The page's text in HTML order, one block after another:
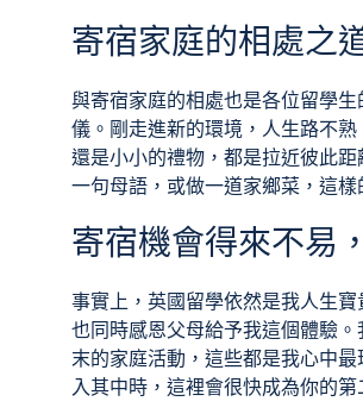
寄宿家庭的相處之
與寄宿家庭的相處也是各位留學
儀。剛走進新的環境，人生路不
還是小小的禮物，都是拉近彼此
一句母語，或做一道家鄉菜，這
寄宿機會得來不易
事實上，英國留學依然是我人生
也同時感恩父母給予我這個體驗
末的家庭活動，這些都是我心中
入其中時，這裡會很快成為你的第